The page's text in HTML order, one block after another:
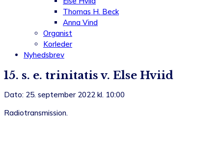
Thomas H. Beck
Anna Vind
Organist
Korleder
Nyhedsbrev
15. s. e. trinitatis v. Else Hviid
Dato: 25. september 2022 kl. 10:00
Radiotransmission.